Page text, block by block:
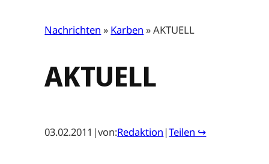
Nachrichten » Karben »AKTUELL
AKTUELL
03.02.2011 |von:Redaktion |Teilen ↪